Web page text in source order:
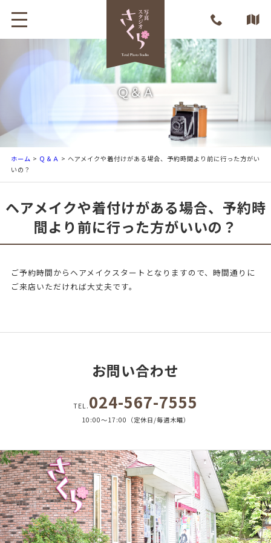
Ｑ＆Ａ
ホーム > Ｑ＆Ａ > ヘアメイクや着付けがある場合、予約時間より前に行った方がい
いの？
ヘアメイクや着付けがある場合、予約時
間より前に行った方がいいの？
ご予約時間からヘアメイクスタートとなりますので、時間通りに
ご来店いただければ大丈夫です。
お問い合わせ
TEL. 024-567-7555
10:00～17:00（定休日/毎週木曜）